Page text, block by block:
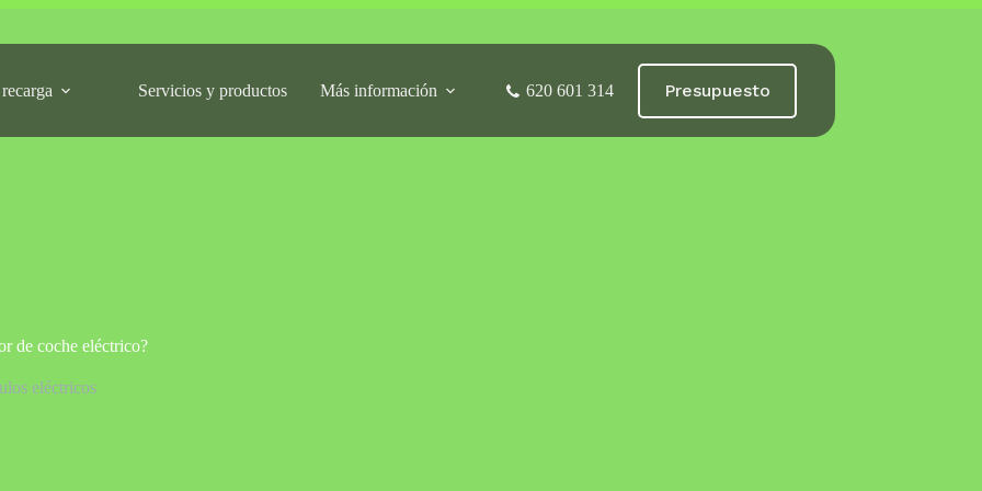
Servicios y productos Más información 620 601 314 Presupuesto
de coche eléctrico?
eléctricos